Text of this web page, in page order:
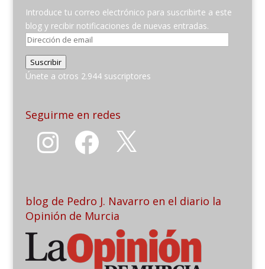
Introduce tu correo electrónico para suscribirte a este
blog y recibir notificaciones de nuevas entradas.
Dirección
de
email
Suscribir
Únete a otros 2.944 suscriptores
Seguirme en redes
Instagram Facebook
blog de Pedro J. Navarro en el diario la
Opinión de Murcia